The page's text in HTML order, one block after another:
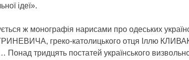
ідеї».
ж монографія нарисами про одеських
греко-католицького отця Іллю
Понад тридцять постатей українського